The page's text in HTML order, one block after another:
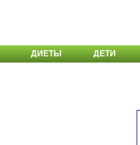
ДИЕТЫ ДЕТИ